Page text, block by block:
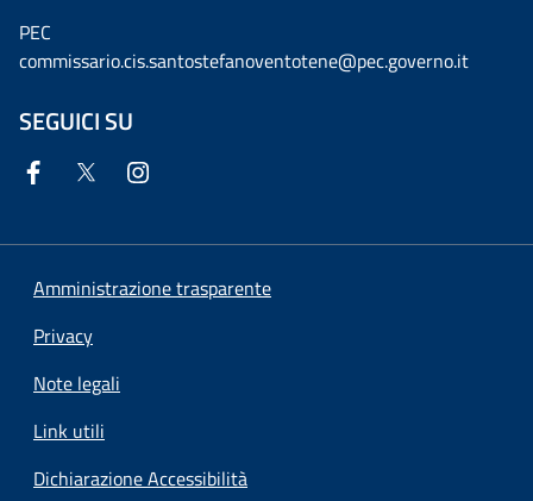
PEC
commissario.cis.santostefanoventotene@pec.governo.it
SEGUICI SU
Amministrazione trasparente
Privacy
Note legali
Link utili
Dichiarazione Accessibilità